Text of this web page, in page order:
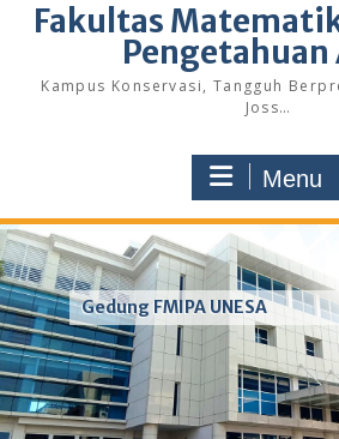
Fakultas
Pengetahuan
Kampus Konservasi, Tangguh
Joss…
Menu
Gedung FMIPA UNESA